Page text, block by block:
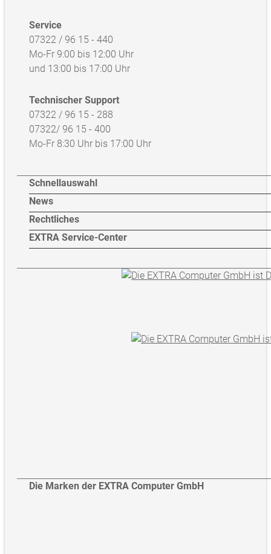
Service
07322 / 96 15 - 440
Mo-Fr 9:00 bis 12:00 Uhr
und 13:00 bis 17:00 Uhr
Technischer Support
07322 / 96 15 - 288
07322/ 96 15 - 400
Mo-Fr 8:30 Uhr bis 17:00 Uhr
Schnellauswahl
News
Rechtliches
EXTRA Service-Center
Die Marken der EXTRA Computer GmbH